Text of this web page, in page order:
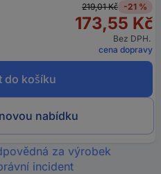
219,01 Kč -21 %
173,55 Kč
Bez DPH.
cena dopravy
do košíku
nabídku
za výrobek
incident